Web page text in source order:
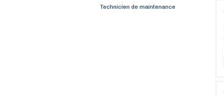
Technicien de maintenance